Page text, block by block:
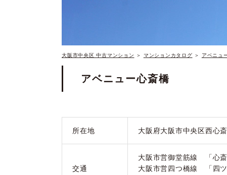
大阪市中央区 中古マンション ＞ マンションカタログ ＞ アベニュ
アベニュー心斎橋
所在地 大阪府大阪市中央区西心
交通
大阪市営御堂筋線 「心
大阪市営四つ橋線 「四